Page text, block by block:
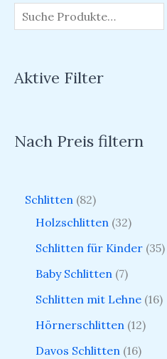
Aktive Filter
Nach Preis filtern
Schlitten 82
Holzschlitten 32
Schlitten für Kinder 35
Baby Schlitten 7
Schlitten mit Lehne 16
Hörnerschlitten 12
Davos Schlitten 16